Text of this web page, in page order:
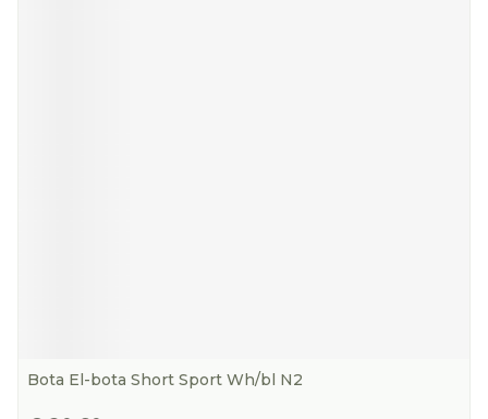
Bota El-bota Short Sport Wh/bl N2